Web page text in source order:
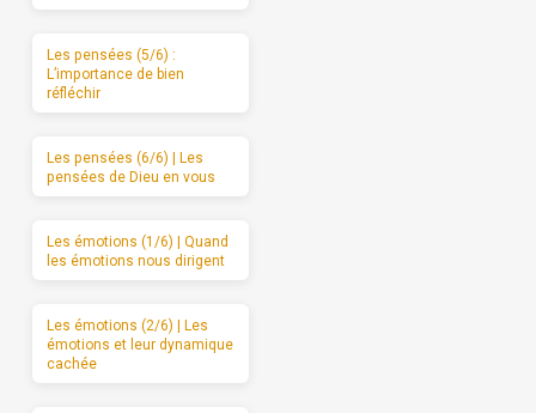
Les pensées (5/6) :
L’importance de bien
réfléchir
Les pensées (6/6) | Les
pensées de Dieu en vous
Les émotions (1/6) | Quand
les émotions nous dirigent
Les émotions (2/6) | Les
émotions et leur dynamique
cachée